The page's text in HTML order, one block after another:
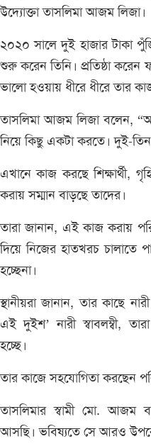
উদ্যোক্তা তাসলিমা আজম লিজা।
২০২০ সালে দুই হাজার টাকা
শুরু করেন তিনি। প্রতিষ্ঠা করেন
ভালো হওয়ায় ধীরে ধীরে তার
তাসলিমা আজম লিজা বলেন,
নিয়ে কিছু একটা করতে। দুই-
এখানে কাজ করছে শিক্ষার্থী,
করায় সম্মান বাড়ছে তাদের।
তারা জানান, এই কাজ করায়
দিয়ে নিজের হাতখরচ চালাতে
হচ্ছেনা।
স্থানীয়রা জানান, তার কাছে
এই দুইশ’ নারী স্বাবলম্বী,
হচ্ছে।
তার কাজে সহযোগিতা করছেন
তাসলিমার স্বামী মো. আজম
আসছি। ভবিষ্যতে সে আরও